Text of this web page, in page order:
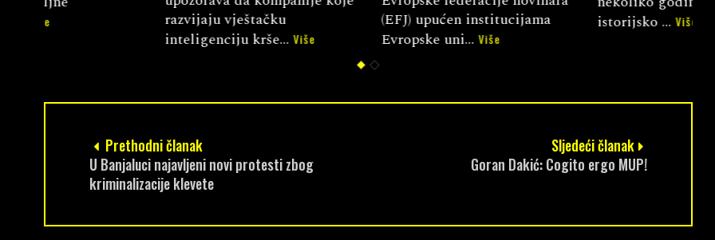
razvijaju vještačku
inteligenciju krše...Više
(EFJ) upućen institucijama
Evropske uni...
Više
istorijsko ...
Prethodni članak
U Banjaluci najavljeni novi protesti zbog
kriminalizacije klevete
Sljedeći članak
Goran Dakić: Cogito ergo MUP!